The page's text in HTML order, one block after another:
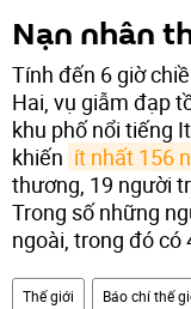
Nạn nhân
Tính đến 6 giờ
Hai, vụ giẫm đạp
khu phố nổi tiếng
khiến ít nhất 156
thương, 19 người
Trong số những
ngoài, trong đó có
Thế giới Báo chí thế